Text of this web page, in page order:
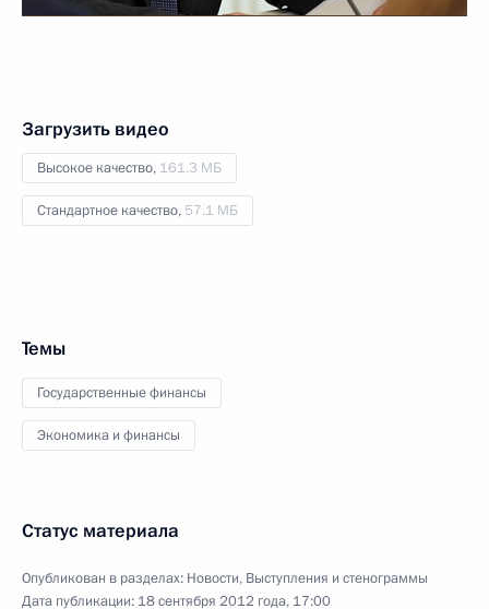
Загрузить видео
Высокое качество, 161.3 МБ
Стандартное качество, 57.1 МБ
Темы
Государственные финансы
Экономика и финансы
Статус материала
Опубликован в разделах: Новости, Выступления и стенограммы
Дата публикации: 18 сентября 2012 года, 17:00